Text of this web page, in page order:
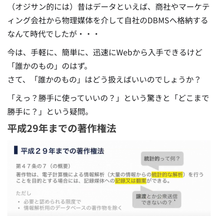
（オジサン的には）昔はデータといえば、商社やマーケテ
ィング会社から物理媒体を介して自社のDBMSへ格納する
なんて時代でしたが・・・
今は、手軽に、簡単に、迅速にWebから入手できるけど
「誰かのもの」のはず。
さて、「誰かのもの」はどう扱えばいいのでしょうか？
「えっ？勝手に使っていいの？」という驚きと「どこまで
勝手に？」という疑問。
平成29年までの著作権法